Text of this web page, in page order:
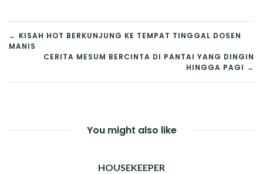
POST
NAVIGATION
← KISAH HOT BERKUNJUNG KE TEMPAT TINGGAL DOSEN
MANIS
CERITA MESUM BERCINTA DI PANTAI YANG DINGIN
HINGGA PAGI →
You might also like
HOUSEKEEPER